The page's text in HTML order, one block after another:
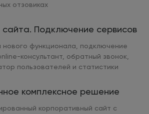
отзовиках
сайта. Подключение сервисов
нового функционала, подключение
консультант, обратный звонок,
пользователей и статистики
комплексное решение
корпоративный сайт с